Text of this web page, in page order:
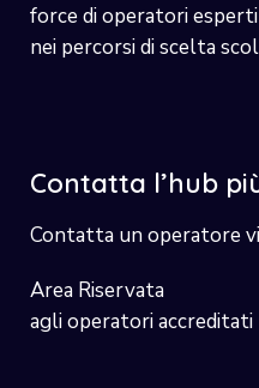
force di operatori
nei percorsi di scelta
Contatta l’hub
Contatta un operatore
Area Riservata
agli operatori accreditati